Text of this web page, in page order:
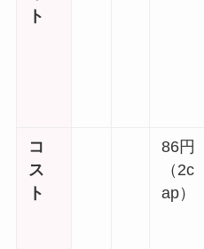
ト
コ
ス
ト
86円
（2c
ap）